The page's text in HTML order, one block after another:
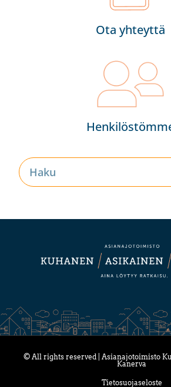
Ota yhteyttä
© All rights reserved | Asianajotoimisto
Kanerva
Tietosuojaseloste